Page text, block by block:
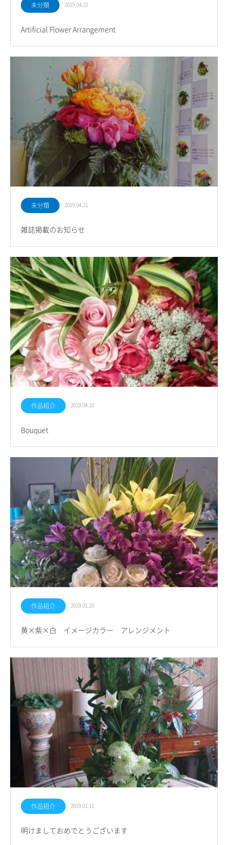
未分類 2019.04.22
Artificial Flower Arrangement
未分類 2019.04.21
雑誌掲載のお知らせ
作品紹介 2019.04.10
Bouquet
作品紹介 2019.01.20
黄×紫×白 イメージカラー アレンジメント
作品紹介 2019.01.11
明けましておめでとうございます